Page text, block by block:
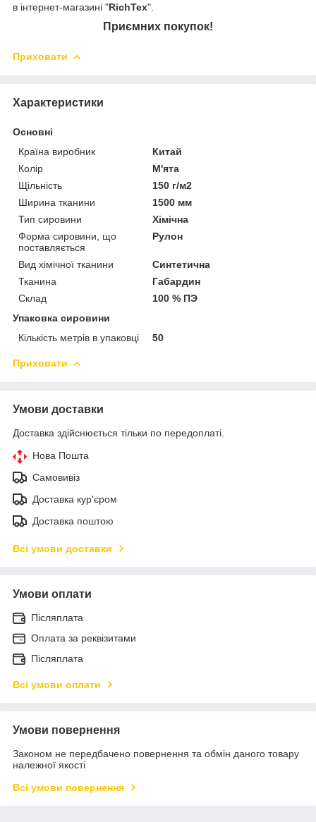
в інтернет-магазині "RichTex".
Приємних покупок!
Приховати
Характеристики
Основні
Країна виробник
Китай
Колір
М'ята
Щільність
150 г/м2
Ширина тканини
1500 мм
Тип сировини
Хімічна
Форма сировини, що
поставляється
Рулон
Вид хімічної тканини
Синтетична
Тканина
Габардин
Склад
100 % ПЭ
Упаковка сировини
Кількість метрів в упаковці
50
Приховати
Умови доставки
Доставка здійснюється тільки по передоплаті.
Нова Пошта
Самовивіз
Доставка кур'єром
Доставка поштою
Всі умови доставки
Умови оплати
Післяплата
Оплата за реквізитами
Післяплата
Всі умови оплати
Умови повернення
Законом не передбачено повернення та обмін даного товару
належної якості
Всі умови повернення